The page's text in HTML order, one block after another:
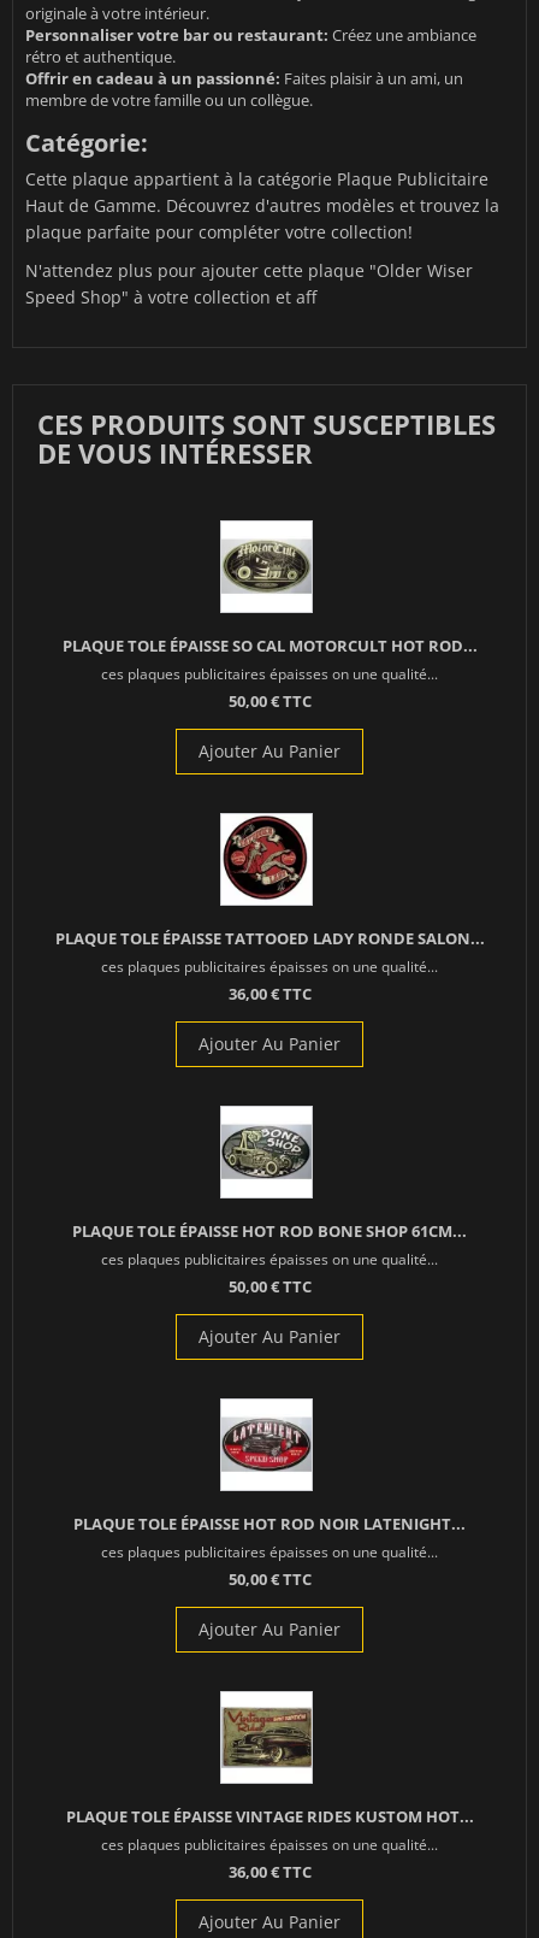
originale à votre intérieur.
Personnaliser votre bar ou restaurant: Créez une ambiance
rétro et authentique.
Offrir en cadeau à un passionné: Faites plaisir à un ami, un
membre de votre famille ou un collègue.
Catégorie:
Cette plaque appartient à la catégorie Plaque Publicitaire
Haut de Gamme. Découvrez d'autres modèles et trouvez la
plaque parfaite pour compléter votre collection!
N'attendez plus pour ajouter cette plaque "Older Wiser
Speed Shop" à votre collection et aff
CES PRODUITS SONT SUSCEPTIBLES
DE VOUS INTÉRESSER
PLAQUE TOLE ÉPAISSE SO CAL MOTORCULT HOT ROD...
ces plaques publicitaires épaisses on une qualité...
50,00 € TTC
Ajouter Au Panier
PLAQUE TOLE ÉPAISSE TATTOOED LADY RONDE SALON...
ces plaques publicitaires épaisses on une qualité...
36,00 € TTC
Ajouter Au Panier
PLAQUE TOLE ÉPAISSE HOT ROD BONE SHOP 61CM...
ces plaques publicitaires épaisses on une qualité...
50,00 € TTC
Ajouter Au Panier
PLAQUE TOLE ÉPAISSE HOT ROD NOIR LATENIGHT...
ces plaques publicitaires épaisses on une qualité...
50,00 € TTC
Ajouter Au Panier
PLAQUE TOLE ÉPAISSE VINTAGE RIDES KUSTOM HOT...
ces plaques publicitaires épaisses on une qualité...
36,00 € TTC
Ajouter Au Panier